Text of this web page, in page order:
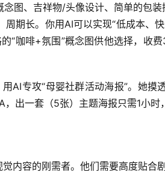
图、吉祥物/头像设计、简单的包装
周期长。你用AI可以实现“低成本、
“咖啡+氛围”概念图供他选择，收
AI专攻“母婴社群活动海报”。她摸
出一套（5张）主题海报只需1小
内容的刚需者。他们需要高度贴合